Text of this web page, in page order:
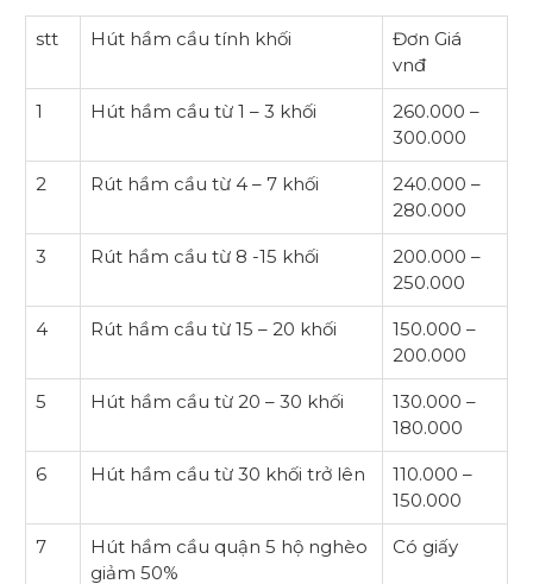
stt Hút hầm cầu tính khối
Đơn Giá
vnđ
1 Hút hầm cầu từ 1 – 3 khối
260.000 –
300.000
2 Rút hầm cầu từ 4 – 7 khối
240.000 –
280.000
3 Rút hầm cầu từ 8 -15 khối
200.000 –
250.000
4 Rút hầm cầu từ 15 – 20 khối
150.000 –
200.000
5 Hút hầm cầu từ 20 – 30 khối
130.000 –
180.000
6 Hút hầm cầu từ 30 khối trở lên
110.000 –
150.000
7
Hút hầm cầu quận 5 hộ nghèo
giảm 50%
Có giấy